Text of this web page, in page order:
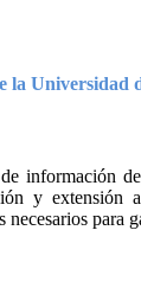
la Universidad
de información
y
necesarios